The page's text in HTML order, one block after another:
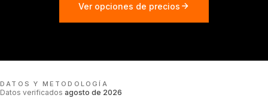
Ver opciones de precios
DATOS Y METODOLOGÍA
Datos verificados agosto de 2026